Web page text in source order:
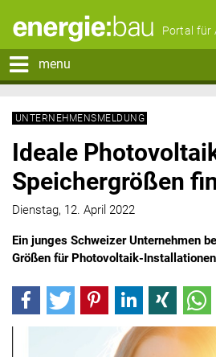
Portal für
menu
UNTERNEHMENSMELDUNG
Ideale
Speichergrößen
Dienstag, 12. April 2022
Ein junges Schweizer Unternehmen
Größen für Photovoltaik-